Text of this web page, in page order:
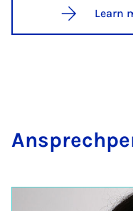
Learn